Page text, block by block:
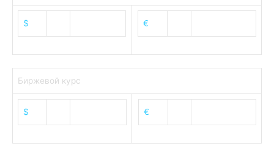
$ €
Биржевой курс
$ €